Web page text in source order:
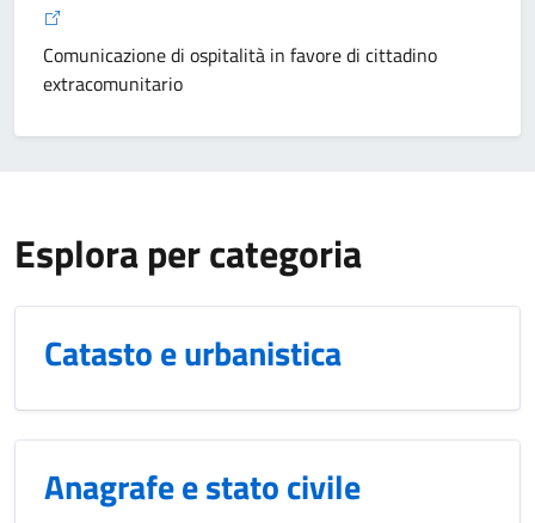
Comunicazione di ospitalità in favore di cittadino
extracomunitario
Esplora per categoria
Catasto e urbanistica
Anagrafe e stato civile